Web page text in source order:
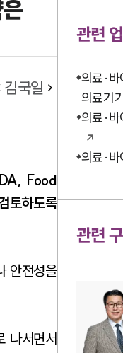
김국일
Food
하도록
안전성을
나서면서
관련
의료·바
의료기
의료·바
의료·바
관련